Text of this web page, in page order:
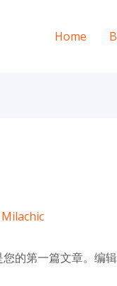
Home
Milachic
的第一篇文章。编